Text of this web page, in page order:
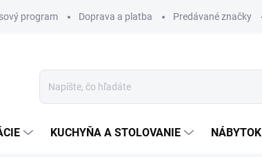
program Doprava a platba Predávané značky
KUCHYŇA A STOLOVANIE NÁBYTOK